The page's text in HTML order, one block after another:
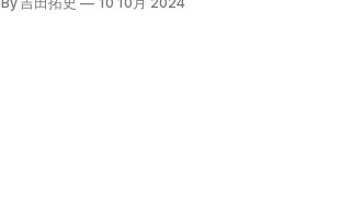
自治体向けにゼロトラストセキュリティ